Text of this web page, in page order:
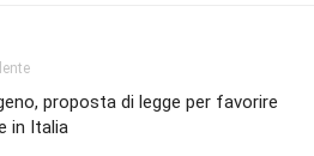
proposta di legge per favorire
in Italia